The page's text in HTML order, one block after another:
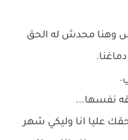
وهنا محدش له الحق
نفسها...
عليا انا وليكي شهر